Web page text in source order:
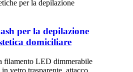
per la depilazione
domiciliare